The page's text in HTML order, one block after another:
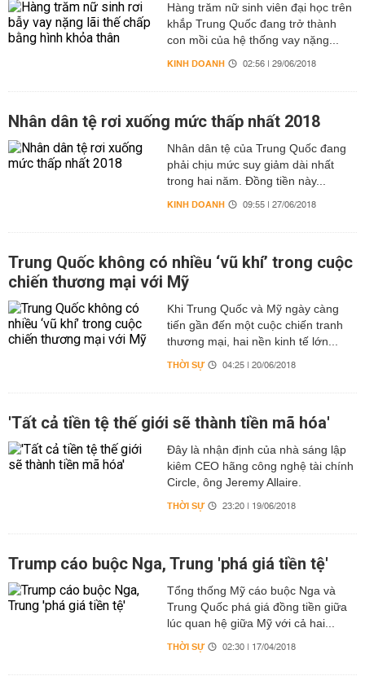
Hàng trăm nữ sinh viên đại học trên
khắp Trung Quốc đang trở thành
con mồi của hệ thống vay nặng...
KINH DOANH 02:56 | 29/06/2018
Nhân dân tệ rơi xuống mức thấp nhất 2018
Nhân dân tệ của Trung Quốc đang
phải chịu mức suy giảm dài nhất
trong hai năm. Đồng tiền này...
KINH DOANH 09:55 | 27/06/2018
Trung Quốc không có nhiều ‘vũ khí’ trong cuộc
chiến thương mại với Mỹ
Khi Trung Quốc và Mỹ ngày càng
tiến gần đến một cuộc chiến tranh
thương mại, hai nền kinh tế lớn...
THỜI SỰ 04:25 | 20/06/2018
'Tất cả tiền tệ thế giới sẽ thành tiền mã hóa'
Đây là nhận định của nhà sáng lập
kiêm CEO hãng công nghệ tài chính
Circle, ông Jeremy Allaire.
THỜI SỰ 23:20 | 19/06/2018
Trump cáo buộc Nga, Trung 'phá giá tiền tệ'
Tổng thống Mỹ cáo buộc Nga và
Trung Quốc phá giá đồng tiền giữa
lúc quan hệ giữa Mỹ với cả hai...
THỜI SỰ 02:30 | 17/04/2018